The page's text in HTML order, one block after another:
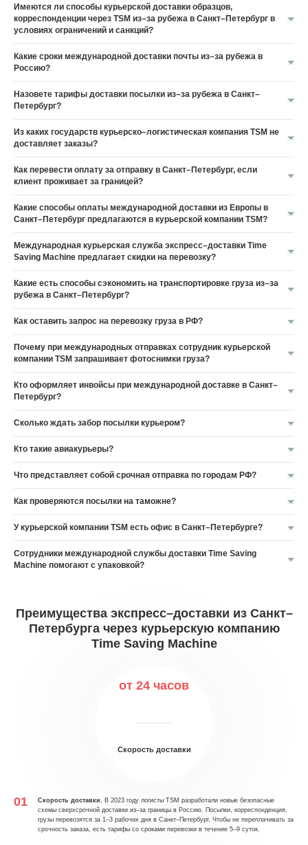
Имеются ли способы курьерской доставки образцов,
корреспонденции через TSM из–за рубежа в Санкт–Петербург в
условиях ограничений и санкций?
Какие сроки международной доставки почты из–за рубежа в
Россию?
Назовете тарифы доставки посылки из–за рубежа в Санкт–
Петербург?
Из каких государств курьерско–логистическая компания TSM не
доставляет заказы?
Как перевести оплату за отправку в Санкт–Петербург, если
клиент проживает за границей?
Какие способы оплаты международной доставки из Европы в
Санкт–Петербург предлагаются в курьерской компании TSM?
Международная курьерская служба экспресс–доставки Time
Saving Machine предлагает скидки на перевозку?
Какие есть способы сэкономить на транспортировке груза из–за
рубежа в Санкт–Петербург?
Как оставить запрос на перевозку груза в РФ?
Почему при международных отправках сотрудник курьерской
компании TSM запрашивает фотоснимки груза?
Кто оформляет инвойсы при международной доставке в Санкт–
Петербург?
Сколько ждать забор посылки курьером?
Кто такие авиакурьеры?
Что представляет собой срочная отправка по городам РФ?
Как проверяются посылки на таможне?
У курьерской компании TSM есть офис в Санкт–Петербурге?
Сотрудники международной службы доставки Time Saving
Machine помогают с упаковкой?
Преимущества экспресс–доставки из Санкт–
Петербурга через курьерскую компанию
Time Saving Machine
от 24 часов
Скорость доставки
Скорость доставки. В 2023 году логисты TSM разработали новые безопасные
схемы сверхсрочной доставки из–за границы в Россию. Посылки, корреспонденция,
грузы перевозятся за 1–3 рабочих дня в Санкт–Петербург. Чтобы не переплачивать за
срочность заказа, есть тарифы со сроками перевозки в течение 5–9 суток.